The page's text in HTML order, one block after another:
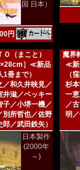
国 日本）
円
Ｏ（まこと）
］≪新品
冊まで）
／和久井映見／
井滋／ベッキー
子／小堺一機／
別所哲也／佐野
郎／武田鉄矢）
日本製作
(2000年
～)
魔界
≪新
（
杉
一
／
明